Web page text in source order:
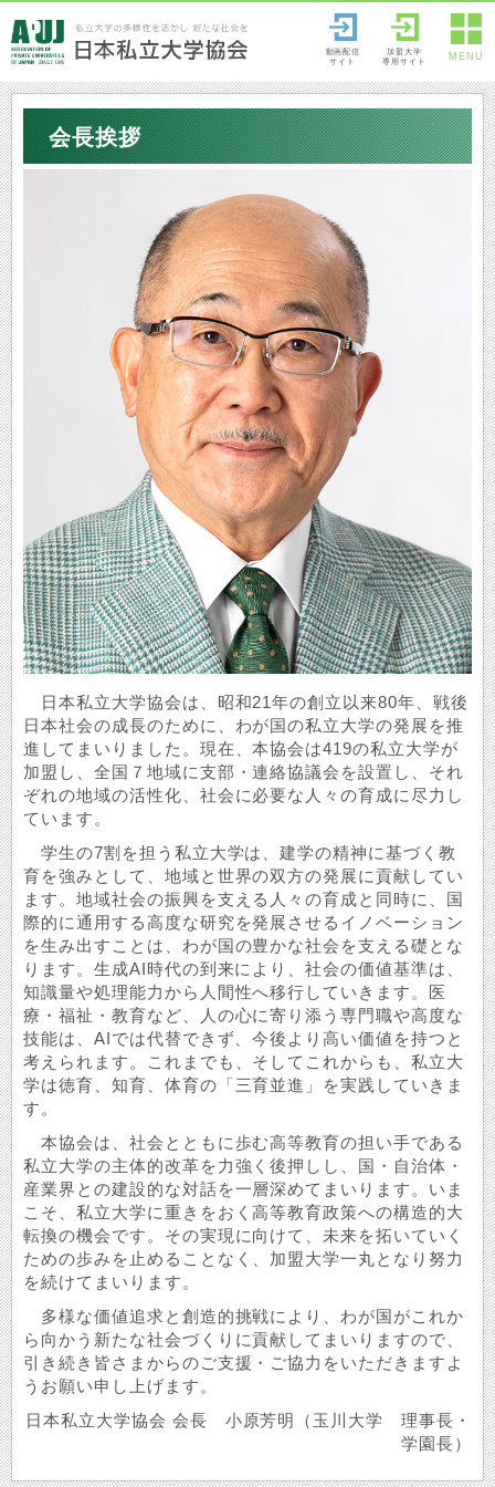
動画配信
サイト
加盟大学
専用サイト
MENU
会長挨拶
日本私立大学協会は、昭和21年の創立以来80年、戦後
日本社会の成長のために、わが国の私立大学の発展を推
進してまいりました。現在、本協会は419の私立大学が
加盟し、全国７地域に支部・連絡協議会を設置し、それ
ぞれの地域の活性化、社会に必要な人々の育成に尽力し
ています。
学生の7割を担う私立大学は、建学の精神に基づく教
育を強みとして、地域と世界の双方の発展に貢献してい
ます。地域社会の振興を支える人々の育成と同時に、国
際的に通用する高度な研究を発展させるイノベーション
を生み出すことは、わが国の豊かな社会を支える礎とな
ります。生成AI時代の到来により、社会の価値基準は、
知識量や処理能力から人間性へ移行していきます。医
療・福祉・教育など、人の心に寄り添う専門職や高度な
技能は、AIでは代替できず、今後より高い価値を持つと
考えられます。これまでも、そしてこれからも、私立大
学は徳育、知育、体育の「三育並進」を実践していきま
す。
本協会は、社会とともに歩む高等教育の担い手である
私立大学の主体的改革を力強く後押しし、国・自治体・
産業界との建設的な対話を一層深めてまいります。いま
こそ、私立大学に重きをおく高等教育政策への構造的大
転換の機会です。その実現に向けて、未来を拓いていく
ための歩みを止めることなく、加盟大学一丸となり努力
を続けてまいります。
多様な価値追求と創造的挑戦により、わが国がこれか
ら向かう新たな社会づくりに貢献してまいりますので、
引き続き皆さまからのご支援・ご協力をいただきますよ
うお願い申し上げます。
日本私立大学協会 会長 小原芳明（玉川大学 理事長・
学園長）